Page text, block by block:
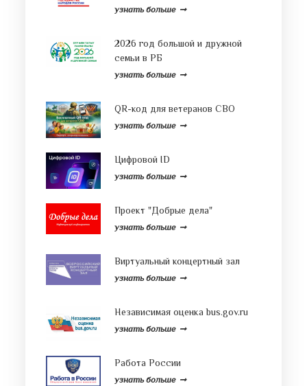
узнать больше
2026 год большой и дружной
семьи в РБ
узнать больше
QR-код для ветеранов СВО
узнать больше
Цифровой ID
узнать больше
Проект "Добрые дела"
узнать больше
Виртуальный концертный зал
узнать больше
Независимая оценка bus.gov.ru
узнать больше
Работа России
узнать больше